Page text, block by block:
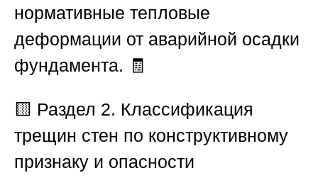
нормативные тепловые
деформации от аварийной осадки
фундамента. 🧾
🟨 Раздел 2. Классификация
трещин стен по конструктивному
признаку и опасности